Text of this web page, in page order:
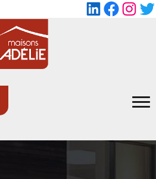
LinkedIn